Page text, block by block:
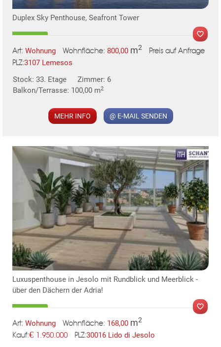
Duplex Sky Penthouse, Seafront Tower
Art: Wohnung Wohnfläche: 800,00 m2
Preis auf Anfrage
PLZ:3107 Lemesos
Stock: 33. Etage
Zimmer: 6
Balkon/Terrasse: 100,00 m2
MEHR INFO @ E-MAIL SENDEN
Luxuspenthouse in Jesolo mit Rundblick und Meerblick -
über den Dächern der Adria!
Art: Wohnung Wohnfläche: 168,00 m2
Kauf:€ 1.950.000 PLZ:30016 Lido di Jesolo